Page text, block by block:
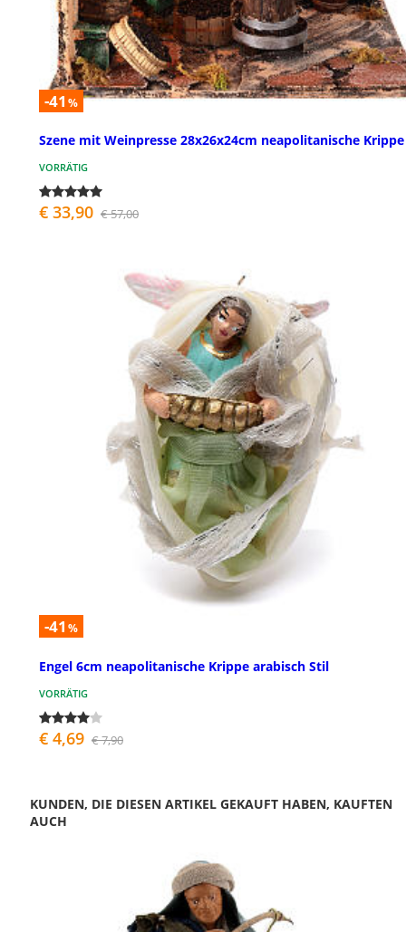
-41 %
Szene mit Weinpresse 28x26x24cm neapolitanische Krippe
VORRÄTIG
€ 33,90 € 57,00
-41 %
Engel 6cm neapolitanische Krippe arabisch Stil
VORRÄTIG
€ 4,69 € 7,90
KUNDEN, DIE DIESEN ARTIKEL GEKAUFT HABEN, KAUFTEN
AUCH